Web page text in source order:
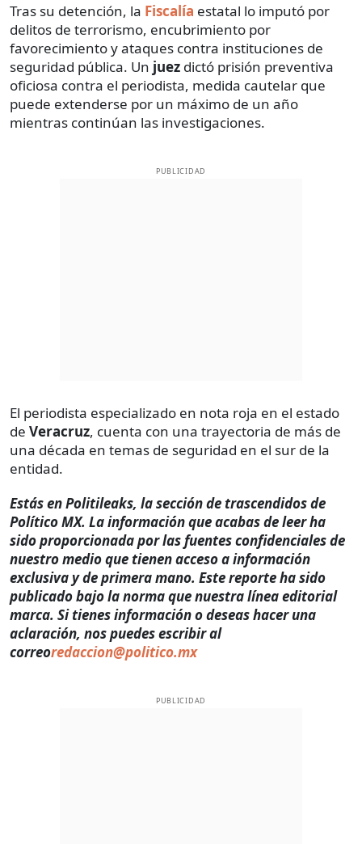
Tras su detención, la Fiscalía estatal lo imputó por
delitos de terrorismo, encubrimiento por
favorecimiento y ataques contra instituciones de
seguridad pública. Un juez dictó prisión preventiva
oficiosa contra el periodista, medida cautelar que
puede extenderse por un máximo de un año
mientras continúan las investigaciones.
PUBLICIDAD
El periodista especializado en nota roja en el estado
de Veracruz, cuenta con una trayectoria de más de
una década en temas de seguridad en el sur de la
entidad.
Estás en Politileaks, la sección de trascendidos de
Político MX. La información que acabas de leer ha
sido proporcionada por las fuentes confidenciales de
nuestro medio que tienen acceso a información
exclusiva y de primera mano. Este reporte ha sido
publicado bajo la norma que nuestra línea editorial
marca. Si tienes información o deseas hacer una
aclaración, nos puedes escribir al
correoredaccion@politico.mx
PUBLICIDAD